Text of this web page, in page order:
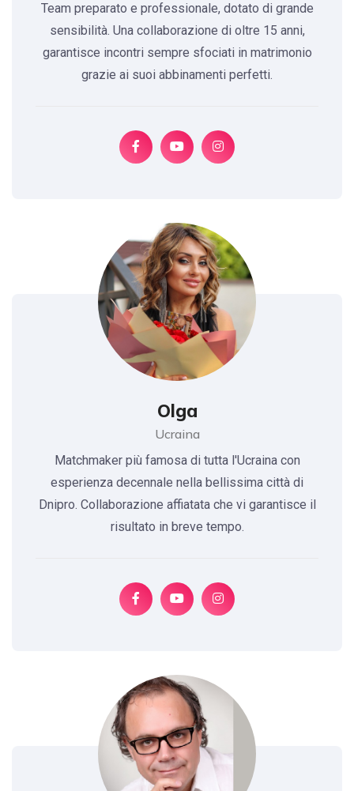
Team preparato e professionale, dotato di grande
sensibilità. Una collaborazione di oltre 15 anni,
garantisce incontri sempre sfociati in matrimonio
grazie ai suoi abbinamenti perfetti.
Olga
Ucraina
Matchmaker più famosa di tutta l'Ucraina con
esperienza decennale nella bellissima città di
Dnipro. Collaborazione affiatata che vi garantisce il
risultato in breve tempo.